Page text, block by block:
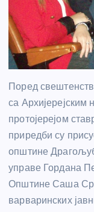
Поред
са Архијерејским
протојерејом
приредби су
општине
управе Гордана
Општине Саша
варваринских